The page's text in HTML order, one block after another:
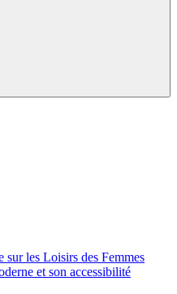
sur les Loisirs des Femmes
et son accessibilité